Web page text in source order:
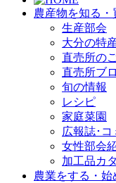
農産物を知る・
生産部会
大分の特
直売所の
直売所ブ
旬の情報
レシピ
家庭菜園
広報誌･コ
女性部会
加工品カ
農業をする・始